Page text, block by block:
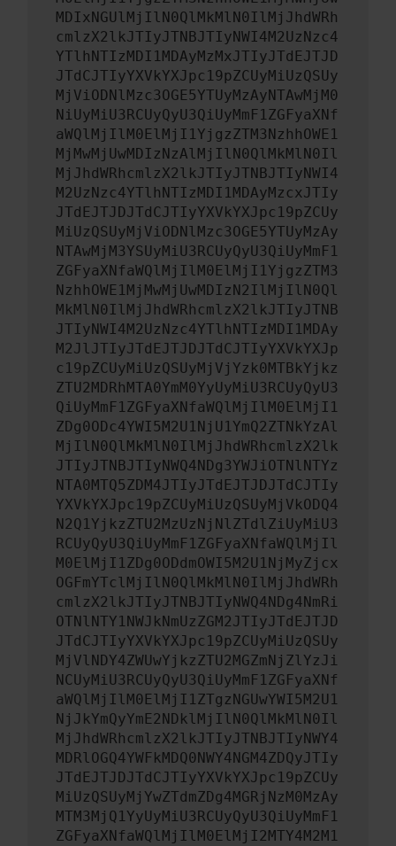
MDIxNGUlMjIlN0QlMkMlN0IlMjJhdWRh
cmlzX2lkJTIyJTNBJTIyNWI4M2UzNzc4
YTlhNTIzMDI1MDAyMzMxJTIyJTdEJTJD
JTdCJTIyYXVkYXJpc19pZCUyMiUzQSUy
MjViODNlMzc3OGE5YTUyMzAyNTAwMjM0
NiUyMiU3RCUyQyU3QiUyMmF1ZGFyaXNf
aWQlMjIlM0ElMjI1YjgzZTM3NzhhOWE1
MjMwMjUwMDIzNzAlMjIlN0QlMkMlN0Il
MjJhdWRhcmlzX2lkJTIyJTNBJTIyNWI4
M2UzNzc4YTlhNTIzMDI1MDAyMzcxJTIy
JTdEJTJDJTdCJTIyYXVkYXJpc19pZCUy
MiUzQSUyMjViODNlMzc3OGE5YTUyMzAy
NTAwMjM3YSUyMiU3RCUyQyU3QiUyMmF1
ZGFyaXNfaWQlMjIlM0ElMjI1YjgzZTM3
NzhhOWE1MjMwMjUwMDIzN2IlMjIlN0Ql
MkMlN0IlMjJhdWRhcmlzX2lkJTIyJTNB
JTIyNWI4M2UzNzc4YTlhNTIzMDI1MDAy
M2JlJTIyJTdEJTJDJTdCJTIyYXVkYXJp
c19pZCUyMiUzQSUyMjVjYzk0MTBkYjkz
ZTU2MDRhMTA0YmM0YyUyMiU3RCUyQyU3
QiUyMmF1ZGFyaXNfaWQlMjIlM0ElMjI1
ZDg0ODc4YWI5M2U1NjU1YmQ2ZTNkYzAl
MjIlN0QlMkMlN0IlMjJhdWRhcmlzX2lk
JTIyJTNBJTIyNWQ4NDg3YWJiOTNlNTYz
NTA0MTQ5ZDM4JTIyJTdEJTJDJTdCJTIy
YXVkYXJpc19pZCUyMiUzQSUyMjVkODQ4
N2Q1YjkzZTU2MzUzNjNlZTdlZiUyMiU3
RCUyQyU3QiUyMmF1ZGFyaXNfaWQlMjIl
M0ElMjI1ZDg0ODdmOWI5M2U1NjMyZjcx
OGFmYTclMjIlN0QlMkMlN0IlMjJhdWRh
cmlzX2lkJTIyJTNBJTIyNWQ4NDg4NmRi
OTNlNTY1NWJkNmUzZGM2JTIyJTdEJTJD
JTdCJTIyYXVkYXJpc19pZCUyMiUzQSUy
MjVlNDY4ZWUwYjkzZTU2MGZmNjZlYzJi
NCUyMiU3RCUyQyU3QiUyMmF1ZGFyaXNf
aWQlMjIlM0ElMjI1ZTgzNGUwYWI5M2U1
NjJkYmQyYmE2NDklMjIlN0QlMkMlN0Il
MjJhdWRhcmlzX2lkJTIyJTNBJTIyNWY4
MDRlOGQ4YWFkMDQ0NWY4NGM4ZDQyJTIy
JTdEJTJDJTdCJTIyYXVkYXJpc19pZCUy
MiUzQSUyMjYwZTdmZDg4MGRjNzM0MzAy
MTM3MjQ1YyUyMiU3RCUyQyU3QiUyMmF1
ZGFyaXNfaWQlMjIlM0ElMjI2MTY4M2M1